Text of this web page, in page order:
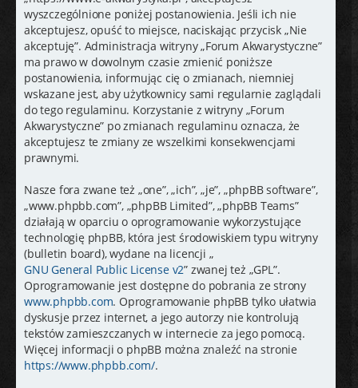
wyszczególnione poniżej postanowienia. Jeśli ich nie
akceptujesz, opuść to miejsce, naciskając przycisk „Nie
akceptuję”. Administracja witryny „Forum Akwarystyczne”
ma prawo w dowolnym czasie zmienić poniższe
postanowienia, informując cię o zmianach, niemniej
wskazane jest, aby użytkownicy sami regularnie zaglądali
do tego regulaminu. Korzystanie z witryny „Forum
Akwarystyczne” po zmianach regulaminu oznacza, że
akceptujesz te zmiany ze wszelkimi konsekwencjami
prawnymi.
Nasze fora zwane też „one”, „ich”, „je”, „phpBB software”,
„www.phpbb.com”, „phpBB Limited”, „phpBB Teams”
działają w oparciu o oprogramowanie wykorzystujące
technologię phpBB, która jest środowiskiem typu witryny
(bulletin board), wydane na licencji „
GNU General Public License v2” zwanej też „GPL”.
Oprogramowanie jest dostępne do pobrania ze strony
www.phpbb.com. Oprogramowanie phpBB tylko ułatwia
dyskusje przez internet, a jego autorzy nie kontrolują
tekstów zamieszczanych w internecie za jego pomocą.
Więcej informacji o phpBB można znaleźć na stronie
https://www.phpbb.com/.